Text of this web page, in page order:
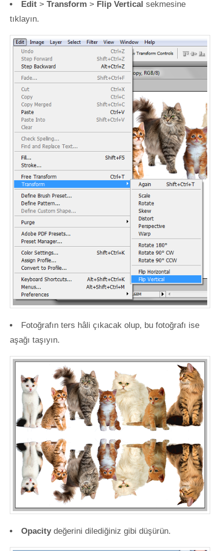
Edit > Transform > Flip Vertical sekmesine
tıklayın.
Fotoğrafın ters hâli çıkacak olup, bu fotoğrafı ise
aşağı taşıyın.
Opacitydeğerini dilediğiniz gibi düşürün.